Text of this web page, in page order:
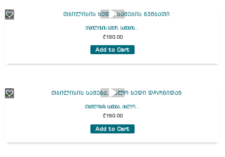
თბილისის ხედი, სამების...
₾190.00
Add to Cart
თბილისის სამება, ახლო...
₾190.00
Add to Cart